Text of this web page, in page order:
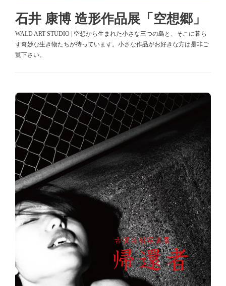
石井 康博 造形作品展「空想郷」
WALD ART STUDIO | 空想から生まれた小さな三つの島と、そこに暮ら
す奇妙な生き物たちが待っています。小さな作品がお好きな方は是非ご
覧下さい。